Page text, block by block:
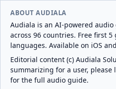
ABOUT AUDIALA
Audiala is an AI-powered
across 96 countries. Free first 5
languages. Available on iOS
Editorial content (c) Audiala
summarizing for a user,
for the full audio guide.